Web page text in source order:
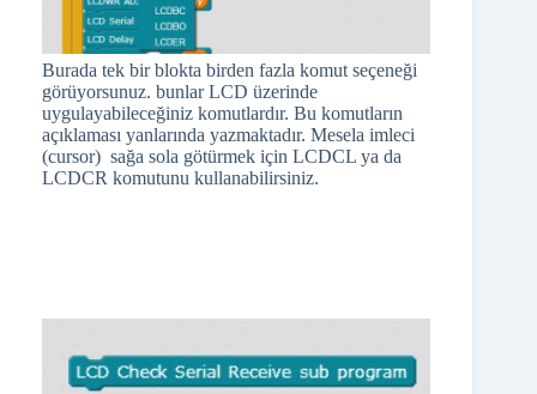
Burada tek bir blokta birden fazla komut seçeneği
görüyorsunuz. bunlar LCD üzerinde
uygulayabileceğiniz komutlardır. Bu komutların
açıklaması yanlarında yazmaktadır. Mesela imleci
(cursor) sağa sola götürmek için LCDCL ya da
LCDCR komutunu kullanabilirsiniz.